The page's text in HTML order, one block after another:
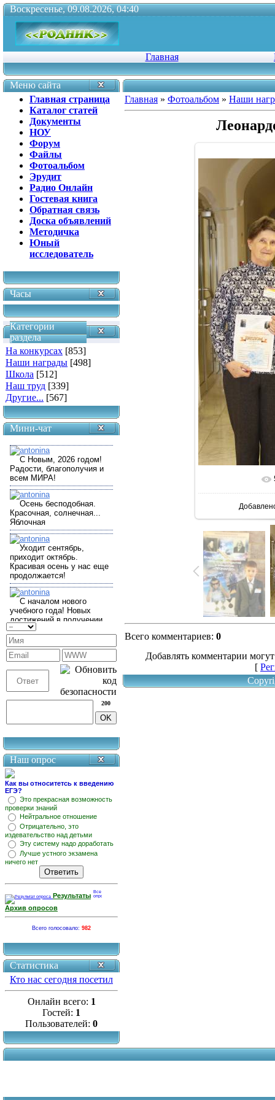
Воскресенье, 09.08.2026, 04:40
Главная
Меню сайта
Главная страница
Каталог статей
Документы
НОУ
Форум
Файлы
Фотоальбом
Эрудит
Радио Онлайн
Гостевая книга
Обратная связь
Доска объявлений
Методичка
Юный
исследователь
Часы
Категории
раздела
На конкурсах [853]
Наши награды [498]
Школа [512]
Наш труд [339]
Другие... [567]
Мини-чат
200
Наш опрос
Как вы относитетсь к введению
ЕГЭ?
Это прекрасная возможность
проверки знаний
Нейтральное отношение
Отрицательно, это
издевательство над детьми
Эту систему надо доработать
Лучше устного экзамена
ничего нет
Результаты
Архив опросов
Всего голосовало: 982
Статистика
Кто нас сегодня посетил
Онлайн всего: 1
Гостей: 1
Пользователей: 0
Главная » Фотоальбом » Наши
В
Всего комментариев: 0
Добавлять комментарии
[